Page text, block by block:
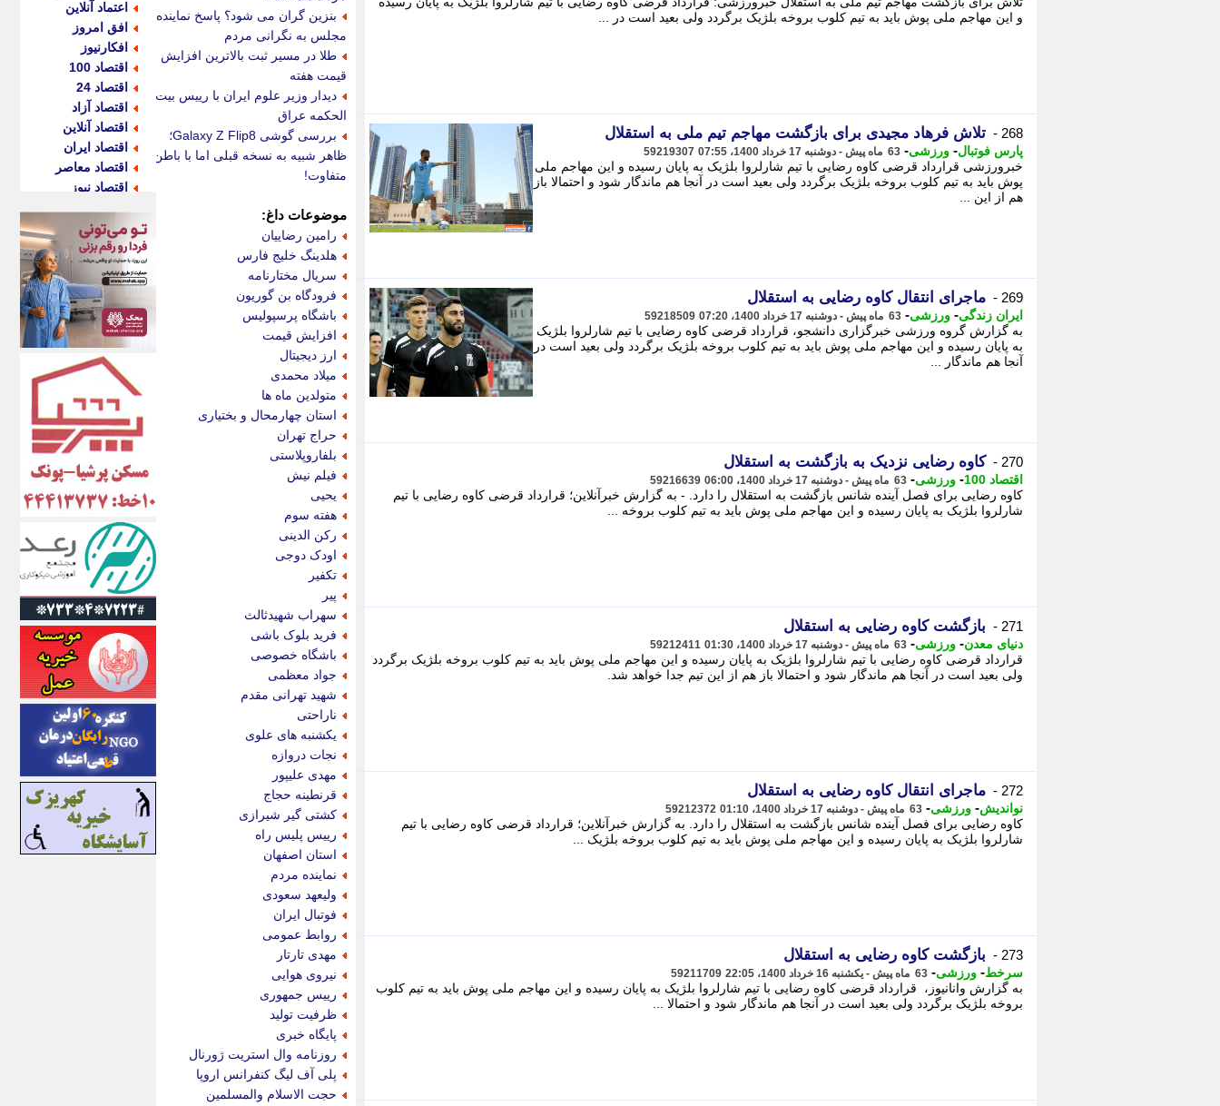
و این مهاجم ملی پوش باید به تیم کلوب بروخه بلژیک برگردد ولی بعید است در ...
268 - تلاش فرهاد مجیدی برای بازگشت مهاجم تیم ملی به استقلال
پارس فوتبال- ورزشی- 63 ماه پیش - دوشنبه 17 خرداد 1400، 07:55 59219307
خبرورزشی قرارداد قرضی کاوه رضایی با تیم شارلروا بلژیک به پایان رسیده و این مهاجم ملی
پوش باید به تیم کلوب بروخه بلژیک برگردد ولی بعید است در آنجا هم ماندگار شود و احتمالا باز
هم از این ...
269 - ماجرای انتقال کاوه رضایی به استقلال
ایران زندگی- ورزشی- 63 ماه پیش - دوشنبه 17 خرداد 1400، 07:20 59218509
به گزارش گروه ورزشی خبرگزاری دانشجو، قرارداد قرضی کاوه رضایی با تیم شارلروا بلژیک
به پایان رسیده و این مهاجم ملی پوش باید به تیم کلوب بروخه بلژیک برگردد ولی بعید است در
آنجا هم ماندگار ...
270 - کاوه رضایی نزدیک به بازگشت به استقلال
اقتصاد 100 - ورزشی- 63 ماه پیش - دوشنبه 17 خرداد 1400، 06:00 59216639
کاوه رضایی برای فصل آینده شانس بازگشت به استقلال را دارد. - به گزارش خبرآنلاین؛ قرارداد قرضی کاوه رضایی با تیم
شارلروا بلژیک به پایان رسیده و این مهاجم ملی پوش باید به تیم کلوب بروخه ...
271 - بازگشت کاوه رضایی به استقلال
دنیای معدن- ورزشی- 63 ماه پیش - دوشنبه 17 خرداد 1400، 01:30 59212411
قرارداد قرضی کاوه رضایی با تیم شارلروا بلژیک به پایان رسیده و این مهاجم ملی پوش باید به تیم کلوب بروخه بلژیک برگردد
ولی بعید است در آنجا هم ماندگار شود و احتمالا باز هم از این تیم جدا خواهد شد.
272 - ماجرای انتقال کاوه رضایی به استقلال
نواندیش- ورزشی- 63 ماه پیش - دوشنبه 17 خرداد 1400، 01:10 59212372
کاوه رضایی برای فصل آینده شانس بازگشت به استقلال را دارد. به گزارش خبرآنلاین؛ قرارداد قرضی کاوه رضایی با تیم
شارلروا بلژیک به پایان رسیده و این مهاجم ملی پوش باید به تیم کلوب بروخه بلژیک ...
273 - بازگشت کاوه رضایی به استقلال
سرخط- ورزشی- 63 ماه پیش - یکشنبه 16 خرداد 1400، 22:05 59211709
به گزارش وانانیوز، قرارداد قرضی کاوه رضایی با تیم شارلروا بلژیک به پایان رسیده و این مهاجم ملی پوش باید به تیم کلوب
بروخه بلژیک برگردد ولی بعید است در آنجا هم ماندگار شود و احتمالا ...
بنزین گران می شود؟ پاسخ نماینده
مجلس به نگرانی مردم
طلا در مسیر ثبت بالاترین افزایش
قیمت هفته
دیدار وزیر علوم ایران با رییس بیت
الحکمه عراق
بررسی گوشی Galaxy Z Flip8؛
ظاهر شبیه به نسخه قبلی اما با باطن
متفاوت!
موضوعات داغ:
رامین رضاییان
هلدینگ خلیج فارس
سریال مختارنامه
فرودگاه بن گوریون
باشگاه پرسپولیس
افزایش قیمت
ارز دیجیتال
میلاد محمدی
متولدین ماه ها
استان چهارمحال و بختیاری
حراج تهران
بلفاروپلاستی
فیلم نیش
یحیی
هفته سوم
رکن الدینی
اودک دوجی
تکفیر
پیر
سهراب شهیدثالث
فرید بلوک باشی
باشگاه خصوصی
جواد معظمی
شهید تهرانی مقدم
ناراحتی
یکشنبه های علوی
نجات دروازه
مهدی علیپور
قرنطینه حجاج
کشتی گیر شیرازی
رییس پلیس راه
استان اصفهان
نماینده مردم
ولیعهد سعودی
فوتبال ایران
روابط عمومی
مهدی تارتار
نیروی هوایی
رییس جمهوری
ظرفیت تولید
پایگاه خبری
روزنامه وال استریت ژورنال
پلی آف لیگ کنفرانس اروپا
حجت الاسلام والمسلمین
اعتماد آنلاین
افق امروز
افکارنیوز
اقتصاد 100
اقتصاد 24
اقتصاد آزاد
اقتصاد آنلاین
اقتصاد ایران
اقتصاد معاصر
اقتصاد نیوز
اکوفارس
اکونگار
اکونیوز
الف
انتشار آنلاین
اندیشه قرن
اندیشه معاصر
اندیشه ها
انرژی پرس
ای استخدام
ایتنا
ایراف
ایران آرت
ایران آنلاین
ایران زندگی
ایران فوری
ایرانی روز
ایرانیتال
ایرنا
ایسکانیوز
ایسنا
ایکنا
ایلنا
اینتیتر
ایونا نیوز
بازتاب آنلاین
باشگاه خبرنگاران
باغستان نیوز
بامبوک
ببین و بخون
بدینسان
بنکر